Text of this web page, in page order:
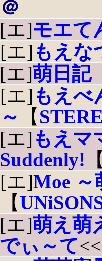
＠
[エ]モエて
[エ] もえな
[エ]萌日記
[エ] もえべ
～
【
[エ] もえマ
Suddenly!
[エ]Moe ～
【
[エ]萌え萌
でぃ～て